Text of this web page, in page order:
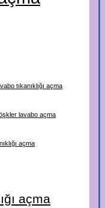
tıkanıklığı açma
lavabo açma
açma
açma